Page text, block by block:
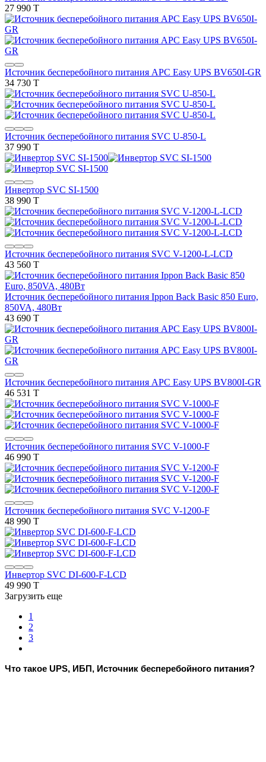
27 990 T
Источник бесперебойного питания APC Easy UPS BV650I-GR
34 730 T
Источник бесперебойного питания SVC U-850-L
37 990 T
Инвертор SVC SI-1500
38 990 T
Источник бесперебойного питания SVC V-1200-L-LCD
43 560 T
Источник бесперебойного питания Ippon Back Basic 850 Euro,
850VA, 480Вт
43 690 T
Источник бесперебойного питания APC Easy UPS BV800I-GR
46 531 T
Источник бесперебойного питания SVC V-1000-F
46 990 T
Источник бесперебойного питания SVC V-1200-F
48 990 T
Инвертор SVC DI-600-F-LCD
49 990 T
Загрузить еще
1
2
3
Что такое UPS, ИБП, Источник бесперебойного питания?